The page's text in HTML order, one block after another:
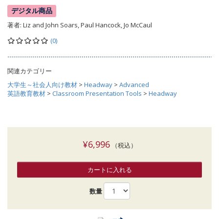
デジタル商品
著者: Liz and John Soars, Paul Hancock, Jo McCaul
(0)
関連カテゴリー
大学生～社会人向け教材 > Headway > Advanced
英語教育教材 > Classroom Presentation Tools > Headway
¥6,996（税込）
カートに入れる
数量